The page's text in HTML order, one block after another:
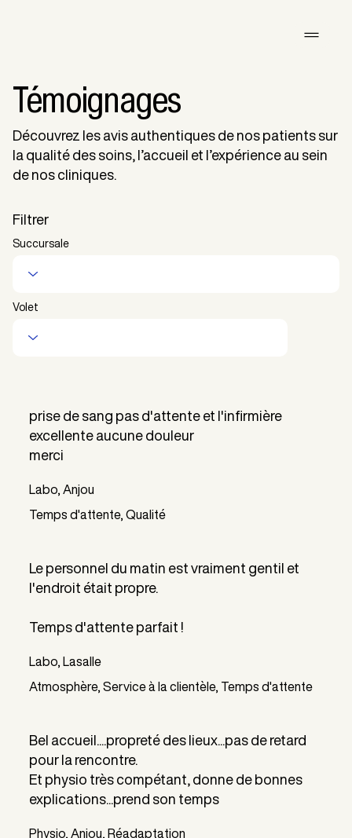
Témoignages
Découvrez les avis authentiques de nos patients sur
la qualité des soins, l’accueil et l’expérience au sein
de nos cliniques.
Filtrer
Succursale
Volet
prise de sang pas d'attente et l'infirmière
excellente aucune douleur
merci
Labo, Anjou
Temps d'attente, Qualité
Le personnel du matin est vraiment gentil et
l'endroit était propre.
Temps d'attente parfait !
Labo, Lasalle
Atmosphère, Service à la clientèle, Temps d'attente
Bel accueil....propreté des lieux...pas de retard
pour la rencontre.
Et physio très compétant, donne de bonnes
explications...prend son temps
Physio, Anjou, Réadaptation